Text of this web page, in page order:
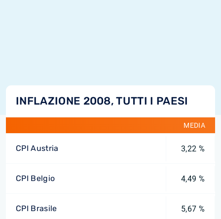
INFLAZIONE 2008, TUTTI I PAESI
MEDIA
CPI Austria 3,22 %
CPI Belgio 4,49 %
CPI Brasile 5,67 %